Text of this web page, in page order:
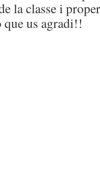
la classe i
que us agradi!!